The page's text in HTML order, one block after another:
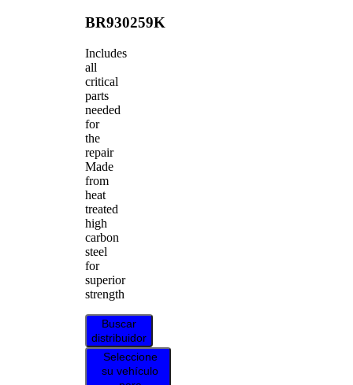
BR930259K
Includes
all
critical
parts
needed
for
the
repair
Made
from
heat
treated
high
carbon
steel
for
superior
strength
Buscar
distribuidor
Seleccione
su vehículo